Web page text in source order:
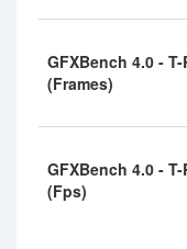
GFXBench 4.0 - T-
(Frames)
GFXBench 4.0 - T-
(Fps)